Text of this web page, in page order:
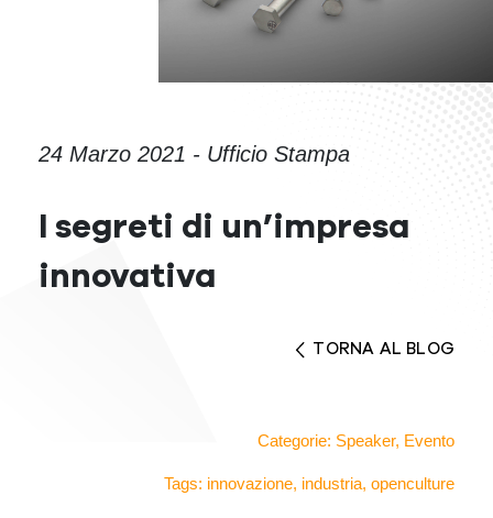
24 Marzo 2021 - Ufficio Stampa
I segreti di un’impresa
innovativa
TORNA AL BLOG
Categorie: Speaker, Evento
Tags: innovazione, industria, openculture